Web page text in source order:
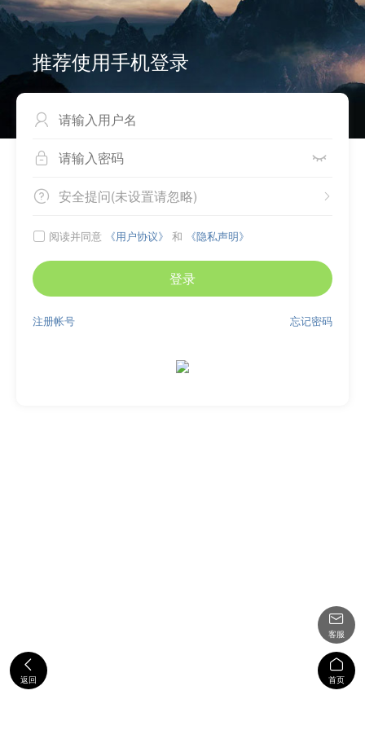
推荐使用手机登录

 
 
安全提问(未设置请忽略)
 阅读并同意 《用户协议》 和 《隐私声明》
登录
忘记密码
注册帐号

返回

客服

首页